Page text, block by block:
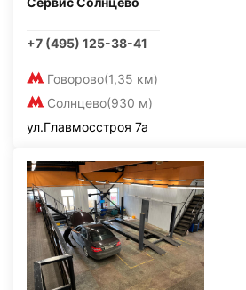
+7 (495) 125-38-41
Говорово(1,35 км)
Солнцево(930 м)
ул.Главмосстроя 7а